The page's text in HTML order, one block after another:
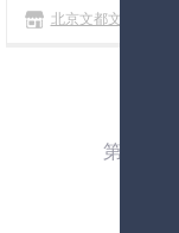
北京文都文化交流
第1页,共